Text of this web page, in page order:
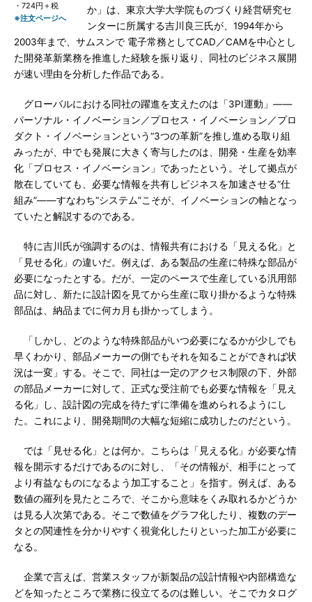
・724円＋税
※注文ページへ
か」は、東京大学大学院ものづくり経営研究セ
ンターに所属する吉川良三氏が、1994年から
2003年まで、サムスンで 電子常務としてCAD／CAMを中心とし
た開発革新業務を推進した経験を振り返り、同社のビジネス展開
が速い理由を分析した作品である。
グローバルにおける同社の躍進を支えたのは「3PI運動」――
パーソナル・イノベーション／プロセス・イノベーション／プロ
ダクト・イノベーションという“3つの革新”を推し進める取り組
みったが、中でも発展に大きく寄与したのは、開発・生産を効率
化「プロセス・イノベーション」であったという。そして拠点が
散在していても、必要な情報を共有しビジネスを加速させる“仕
組み”――すなわち“システム”こそが、イノベーションの軸となっ
ていたと解説するのである。
特に吉川氏が強調するのは、情報共有における「見える化」と
「見せる化」の違いだ。例えば、ある製品の生産に特殊な部品が
必要になったとする。だが、一定のペースで生産している汎用部
品に対し、新たに設計図を見てから生産に取り掛かるような特殊
部品は、納品までに何カ月も掛かってしまう。
「しかし、どのような特殊部品がいつ必要になるかが少しでも
早くわかり、部品メーカーの側でもそれを知ることができれば状
況は一変」する。そこで、同社は一定のアクセス制限の下、外部
の部品メーカーに対して、正式な受注前でも必要な情報を「見え
る化」し、設計図の完成を待たずに準備を進められるようにし
た。これにより、開発期間の大幅な短縮に成功したのだという。
では「見せる化」とは何か。こちらは「見える化」が必要な情
報を開示するだけであるのに対し、「その情報が、相手にとって
より有益なものになるよう加工すること」を指す。例えば、ある
数値の羅列を見たところで、そこから意味をくみ取れるかどうか
は見る人次第である。そこで数値をグラフ化したり、複数のデー
タとの関連性を分かりやすく視覚化したりといった加工が必要に
なる。
企業で言えば、営業スタッフが新製品の設計情報や内部構造な
どを知ったところで業務に役立てるのは難しい。そこでカタログ